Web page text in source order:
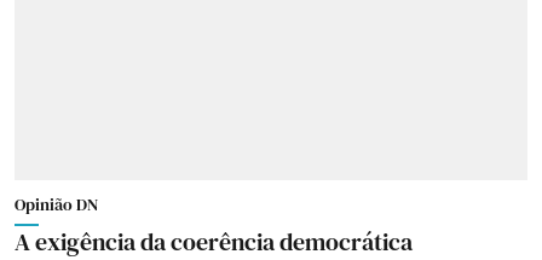
Opinião DN
A exigência da coerência democrática